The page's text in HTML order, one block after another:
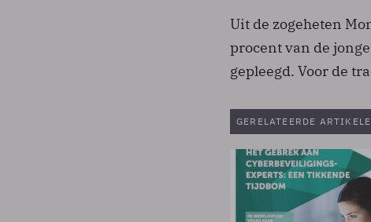
Uit de zogeheten
procent van de
gepleegd. Voor de
GERELATEERDE